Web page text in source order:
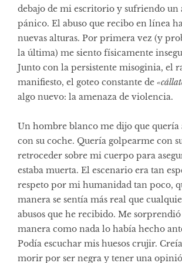
debajo de mi escritorio y sufriendo un
pánico. El abuso que recibo en línea
nuevas alturas. Por primera vez (y
la última) me siento físicamente
Junto con la persistente misoginia, el
manifiesto, el goteo constante de
algo nuevo: la amenaza de violencia.
Un hombre blanco me dijo que
con su coche. Quería golpearme con
retroceder sobre mi cuerpo para
estaba muerta. El escenario era tan
respeto por mi humanidad tan poco,
manera se sentía más real que
abusos que he recibido. Me sorprendió
manera como nada lo había hecho
Podía escuchar mis huesos crujir.
morir por ser negra y tener una